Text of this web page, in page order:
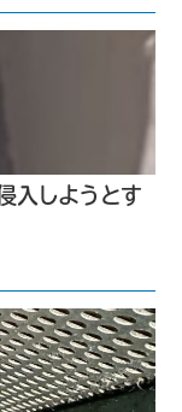
入しようとす